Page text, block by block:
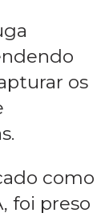
os
como
foi preso